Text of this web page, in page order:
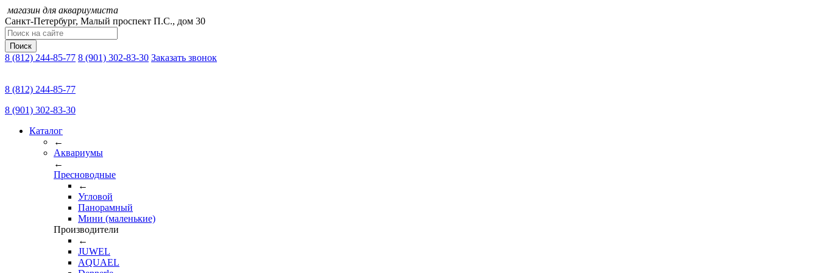
магазин для аквариумиста
Санкт-Петербург, Малый проспект П.C., дом 30
Поиск
8 (812) 244-85-77 8 (901) 302-83-30 Заказать звонок
8 (812) 244-85-77
8 (901) 302-83-30
Каталог
←
Аквариумы
←
Пресноводные
←
Угловой
Панорамный
Мини (маленькие)
Производители
←
JUWEL
AQUAEL